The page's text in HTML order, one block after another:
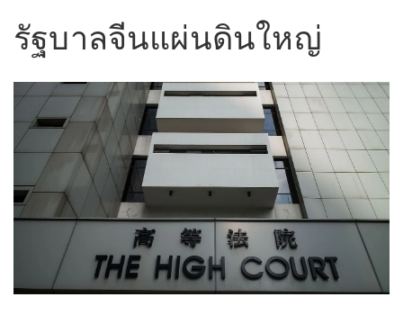
รัฐบาลจีนแผ่นดินใหญ่